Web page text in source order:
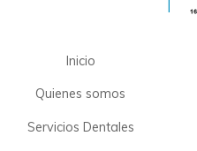
Inicio
Quienes somos
Servicios Dentales